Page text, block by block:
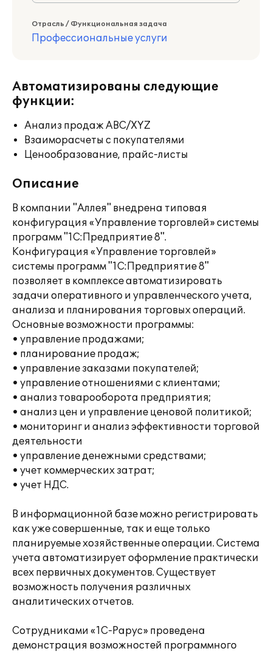
Отрасль / Функциональная задача
Профессиональные услуги
Автоматизированы следующие
функции:
Анализ продаж ABC/XYZ
Взаиморасчеты с покупателями
Ценообразование, прайс-листы
Описание
В компании "Аллея" внедрена типовая
конфигурация «Управление торговлей» системы
программ "1С:Предприятие 8".
Конфигурация «Управление торговлей»
системы программ "1С:Предприятие 8"
позволяет в комплексе автоматизировать
задачи оперативного и управленческого учета,
анализа и планирования торговых операций.
Основные возможности программы:
• управление продажами;
• планирование продаж;
• управление заказами покупателей;
• управление отношениями с клиентами;
• анализ товарооборота предприятия;
• анализ цен и управление ценовой политикой;
• мониторинг и анализ эффективности торговой
деятельности
• управление денежными средствами;
• учет коммерческих затрат;
• учет НДС.
В информационной базе можно регистрировать
как уже совершенные, так и еще только
планируемые хозяйственные операции. Система
учета автоматизирует оформление практически
всех первичных документов. Существует
возможность получения различных
аналитических отчетов.
Сотрудниками «1С-Рарус» проведена
демонстрация возможностей программного